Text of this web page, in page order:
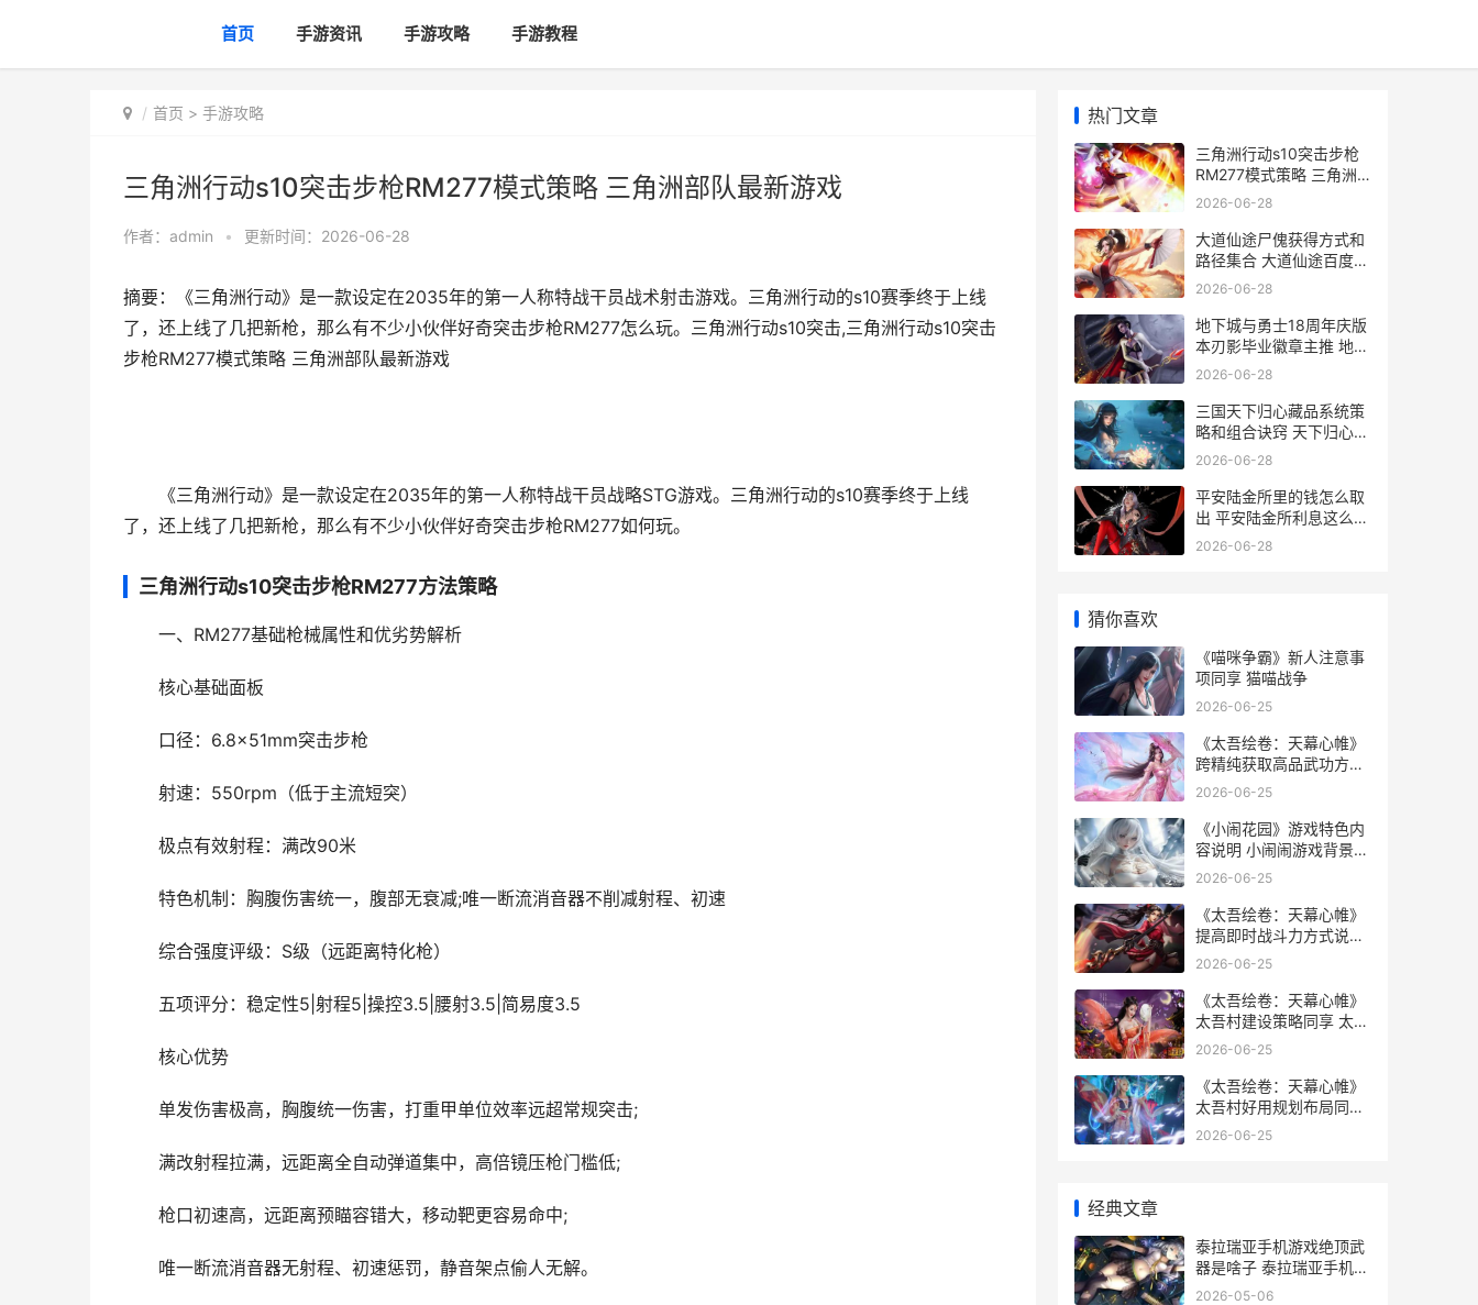
首页 手游资讯 手游攻略 手游教程
首页 > 手游攻略
三角洲行动s10突击步枪RM277模式策略 三角洲部队最新游戏
作者： admin • 更新时间：2026-06-28
摘要：《三角洲行动》是一款设定在2035年的第一人称特战干员战术射击游戏。三角洲行动的s10赛季终于上线
了，还上线了几把新枪，那么有不少小伙伴好奇突击步枪RM277怎么玩。三角洲行动s10突击,三角洲行动s10突击
步枪RM277模式策略 三角洲部队最新游戏
《三角洲行动》是一款设定在2035年的第一人称特战干员战略STG游戏。三角洲行动的s10赛季终于上线
了，还上线了几把新枪，那么有不少小伙伴好奇突击步枪RM277如何玩。
三角洲行动s10突击步枪RM277方法策略
一、RM277基础枪械属性和优劣势解析
核心基础面板
口径：6.8×51mm突击步枪
射速：550rpm（低于主流短突）
极点有效射程：满改90米
特色机制：胸腹伤害统一，腹部无衰减;唯一断流消音器不削减射程、初速
综合强度评级：S级（远距离特化枪）
五项评分：稳定性5|射程5|操控3.5|腰射3.5|简易度3.5
核心优势
单发伤害极高，胸腹统一伤害，打重甲单位效率远超常规突击;
满改射程拉满，远距离全自动弹道集中，高倍镜压枪门槛低;
枪口初速高，远距离预瞄容错大，移动靶更容易命中;
唯一断流消音器无射程、初速惩罚，静音架点偷人无解。
热门文章
三角洲行动s10突击步枪
RM277模式策略 三角洲
部队最新游戏
2026-06-28
大道仙途尸傀获得方式和
路径集合 大道仙途百度百
科
2026-06-28
地下城与勇士18周年庆版
本刃影毕业徽章主推 地下
城与勇士18级转职
2026-06-28
三国天下归心藏品系统策
略和组合诀窍 天下归心出
自曹操
2026-06-28
平安陆金所里的钱怎么取
出 平安陆金所利息这么高
合法吗
2026-06-28
猜你喜欢
《喵咪争霸》新人注意事
项同享 猫喵战争
2026-06-25
《太吾绘卷：天幕心帷》
跨精纯获取高品武功方式
说明 太吾绘卷天师大氅怎
2026-06-25
《小闹花园》游戏特色内
容说明 小闹闹游戏背景故
事
2026-06-25
《太吾绘卷：天幕心帷》
提高即时战斗力方式说明
太吾绘卷天蓝青怎么进化
2026-06-25
《太吾绘卷：天幕心帷》
太吾村建设策略同享 太吾
绘卷天劫符箓吃了有什么
2026-06-25
《太吾绘卷：天幕心帷》
太吾村好用规划布局同享
太吾绘卷天师大氅怎么获
2026-06-25
经典文章
泰拉瑞亚手机游戏绝顶武
器是啥子 泰拉瑞亚手机版
玩法攻略
2026-05-06